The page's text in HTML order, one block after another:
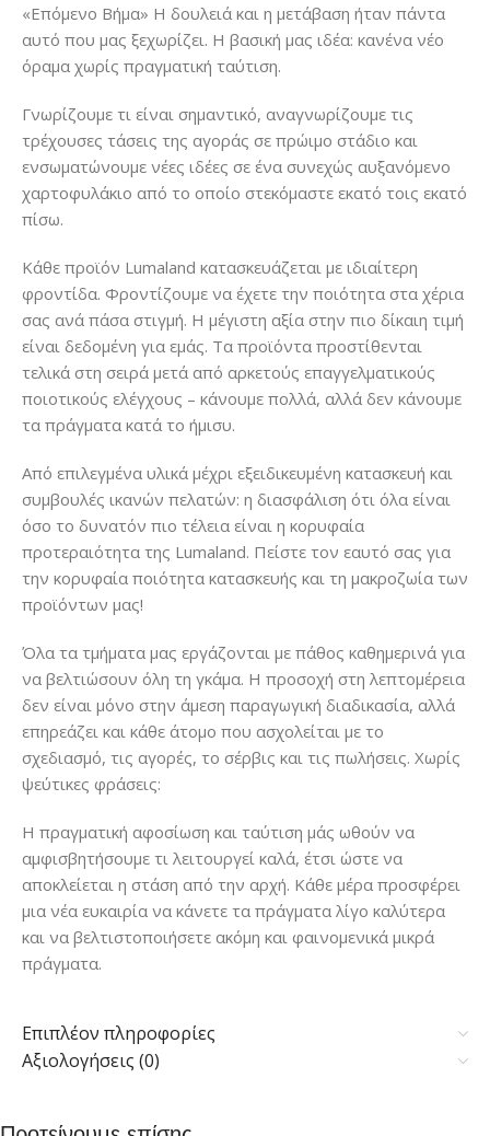
«Επόμενο Βήμα» Η δουλειά και η μετάβαση ήταν πάντα
αυτό που μας ξεχωρίζει. Η βασική μας ιδέα: κανένα νέο
όραμα χωρίς πραγματική ταύτιση.
Γνωρίζουμε τι είναι σημαντικό, αναγνωρίζουμε τις
τρέχουσες τάσεις της αγοράς σε πρώιμο στάδιο και
ενσωματώνουμε νέες ιδέες σε ένα συνεχώς αυξανόμενο
χαρτοφυλάκιο από το οποίο στεκόμαστε εκατό τοις εκατό
πίσω.
Κάθε προϊόν Lumaland κατασκευάζεται με ιδιαίτερη
φροντίδα. Φροντίζουμε να έχετε την ποιότητα στα χέρια
σας ανά πάσα στιγμή. Η μέγιστη αξία στην πιο δίκαιη τιμή
είναι δεδομένη για εμάς. Τα προϊόντα προστίθενται
τελικά στη σειρά μετά από αρκετούς επαγγελματικούς
ποιοτικούς ελέγχους – κάνουμε πολλά, αλλά δεν κάνουμε
τα πράγματα κατά το ήμισυ.
Από επιλεγμένα υλικά μέχρι εξειδικευμένη κατασκευή και
συμβουλές ικανών πελατών: η διασφάλιση ότι όλα είναι
όσο το δυνατόν πιο τέλεια είναι η κορυφαία
προτεραιότητα της Lumaland. Πείστε τον εαυτό σας για
την κορυφαία ποιότητα κατασκευής και τη μακροζωία των
προϊόντων μας!
Όλα τα τμήματα μας εργάζονται με πάθος καθημερινά για
να βελτιώσουν όλη τη γκάμα. Η προσοχή στη λεπτομέρεια
δεν είναι μόνο στην άμεση παραγωγική διαδικασία, αλλά
επηρεάζει και κάθε άτομο που ασχολείται με το
σχεδιασμό, τις αγορές, το σέρβις και τις πωλήσεις. Χωρίς
ψεύτικες φράσεις:
Η πραγματική αφοσίωση και ταύτιση μάς ωθούν να
αμφισβητήσουμε τι λειτουργεί καλά, έτσι ώστε να
αποκλείεται η στάση από την αρχή. Κάθε μέρα προσφέρει
μια νέα ευκαιρία να κάνετε τα πράγματα λίγο καλύτερα
και να βελτιστοποιήσετε ακόμη και φαινομενικά μικρά
πράγματα.
Επιπλέον πληροφορίες
Αξιολογήσεις (0)